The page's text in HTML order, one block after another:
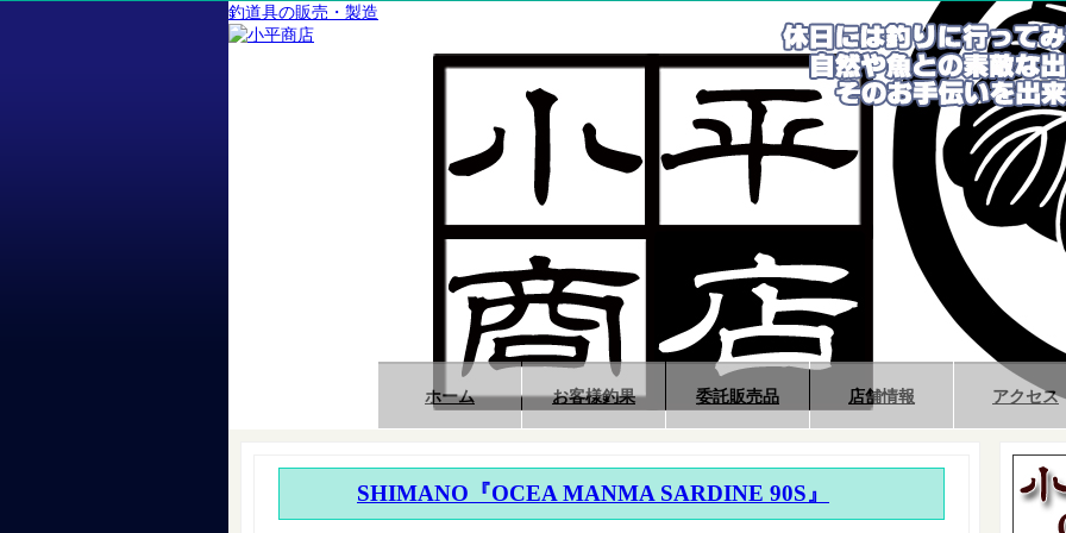
釣道具の販売・製造
ホーム お客様釣果 委託販売品 店舗情報 アクセス
SHIMANO『OCEA MANMA SARDINE 90S』